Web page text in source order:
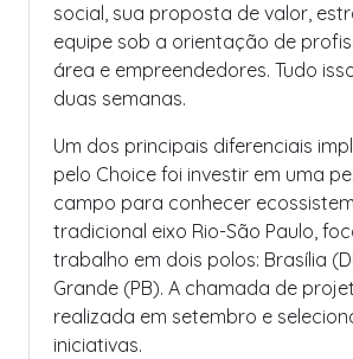
social, sua proposta de valor,
equipe sob a orientação de
área e empreendedores. Tudo
duas semanas.
Um dos principais diferenciais
pelo Choice foi investir em uma
campo para conhecer
tradicional eixo Rio-São Paulo,
trabalho em dois polos: Brasília
Grande (PB). A chamada de
realizada em setembro e
iniciativas.